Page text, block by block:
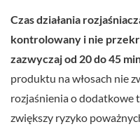
Czas działania
kontrolowany i nie
zazwyczaj od 20 do 45
produktu na włosach nie
rozjaśnienia o dodatkowe
zwiększy ryzyko